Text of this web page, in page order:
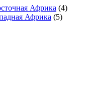
Африка (4)
Африка (5)